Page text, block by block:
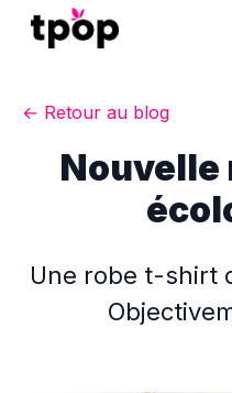
← Retour au blog
Une robe t-shirt